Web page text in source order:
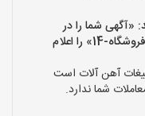
«آگهی شما را در
سایت «آهن آلاتی ها» دیده ام و کد «فروشگاه-14» را اعلام
آهن آلات است
شما ندارد.